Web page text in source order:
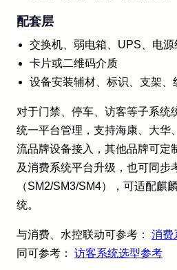
配套层
交换机、弱电箱、UPS、电源
卡片或二维码介质
设备安装辅材、标识、支架、
对于门禁、停车、访客等子系统
统一平台管理，支持海康、大华
流品牌设备接入，其他品牌可定
及消费系统平台升级，也可同步
（SM2/SM3/SM4），可适配麒
统。
与消费、水控联动可参考： 消费
同可参考： 访客系统选型参考